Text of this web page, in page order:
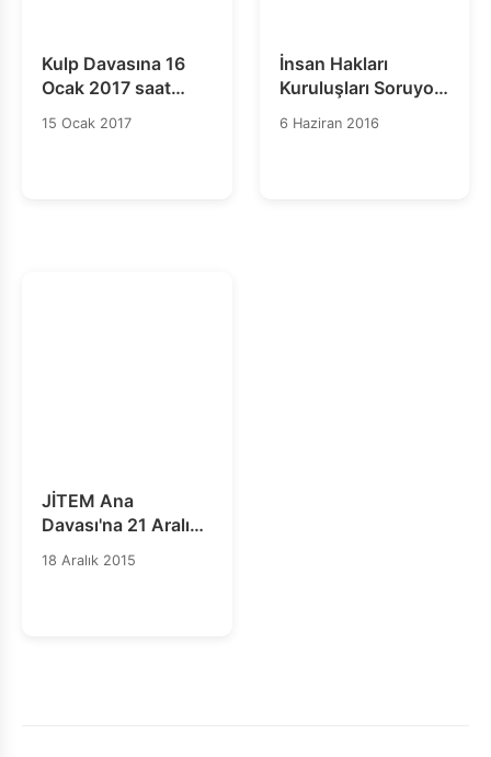
Kulp Davasına 16
Ocak 2017 saat
09.30'da devam
15 Ocak 2017
İnsan Hakları
Kuruluşları Soruyor:
#HurşitKülterNerede?
6 Haziran 2016
JİTEM Ana
Davası'na 21 Aralık
2015 tarihinde
18 Aralık 2015